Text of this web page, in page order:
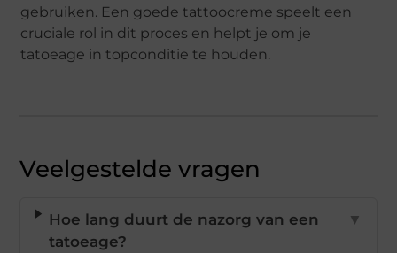
gebruiken. Een goede tattoocreme speelt een
cruciale rol in dit proces en helpt je om je
tatoeage in topconditie te houden.
Veelgestelde vragen
Hoe lang duurt de nazorg van een
tatoeage?
▼